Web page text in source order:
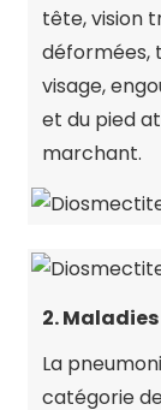
tête, vision
déformées,
visage,
et du pied
marchant.
2.
La
catégorie